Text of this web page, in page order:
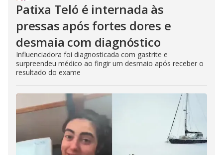
Patixa Teló é internada às
pressas após fortes dores e
desmaia com diagnóstico
Influenciadora foi diagnosticada com gastrite e
surpreendeu médico ao fingir um desmaio após receber o
resultado do exame